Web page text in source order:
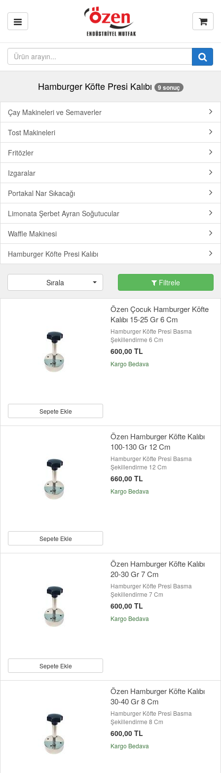
Hamburger Köfte Presi Kalıbı 9 sonuç
Çay Makineleri ve Semaverler
Tost Makineleri
Fritözler
Izgaralar
Portakal Nar Sıkacağı
Limonata Şerbet Ayran Soğutucular
Waffle Makinesi
Hamburger Köfte Presi Kalıbı
Sırala Filtrele
Sepete Ekle
Özen Çocuk Hamburger Köfte
Kalıbı 15-25 Gr 6 Cm
Hamburger Köfte Presi Basma
Şekillendirme 6 Cm
600,00 TL
Kargo Bedava
Sepete Ekle
Özen Hamburger Köfte Kalıbı
100-130 Gr 12 Cm
Hamburger Köfte Presi Basma
Şekillendirme 12 Cm
660,00 TL
Kargo Bedava
Sepete Ekle
Özen Hamburger Köfte Kalıbı
20-30 Gr 7 Cm
Hamburger Köfte Presi Basma
Şekillendirme 7 Cm
600,00 TL
Kargo Bedava
Özen Hamburger Köfte Kalıbı
30-40 Gr 8 Cm
Hamburger Köfte Presi Basma
Şekillendirme 8 Cm
600,00 TL
Kargo Bedava